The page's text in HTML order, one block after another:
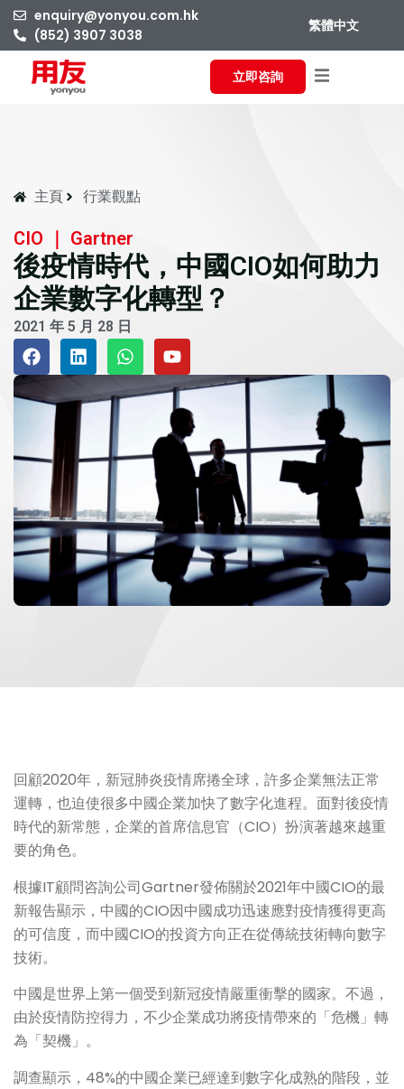
enquiry@yonyou.com.hk
(852) 3907 3038
繁體中文
立即咨詢
主頁 行業觀點
CIO ｜ Gartner
後疫情時代，中國CIO如何助力
企業數字化轉型？
2021 年 5 月 28 日
回顧2020年，新冠肺炎疫情席捲全球，許多企業無法正常
運轉，也迫使很多中國企業加快了數字化進程。面對後疫情
時代的新常態，企業的首席信息官（CIO）扮演著越來越重
要的角色。
根據IT顧問咨詢公司Gartner發佈關於2021年中國CIO的最
新報告顯示，中國的CIO因中國成功迅速應對疫情獲得更高
的可信度，而中國CIO的投資方向正在從傳統技術轉向數字
技術。
中國是世界上第一個受到新冠疫情嚴重衝擊的國家。不過，
由於疫情防控得力，不少企業成功將疫情帶來的「危機」轉
為「契機」。
調查顯示，48%的中國企業已經達到數字化成熟的階段，並